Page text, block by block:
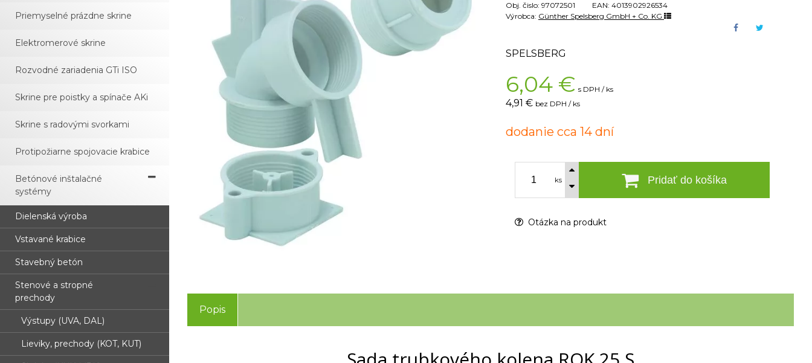
Priemyselné prázdne skrine
Elektromerové skrine
Rozvodné zariadenia GTi ISO
Skrine pre poistky a spínače AKi
Skrine s radovými svorkami
Protipožiarne spojovacie krabice
Betónové inštalačné
systémy
Dielenská výroba
Vstavané krabice
Stavebný betón
Stenové a stropné
prechody
Výstupy (UVA, DAL)
Lieviky, prechody (KOT, KUT)
Obj. čislo: 97072501 EAN: 4013902926534
Výrobca: Günther Spelsberg GmbH + Co. KG
SPELSBERG
6,04 € s DPH / ks
4,91 € bez DPH / ks
dodanie cca 14 dní
ks Pridať do košíka
Otázka na produkt
Popis